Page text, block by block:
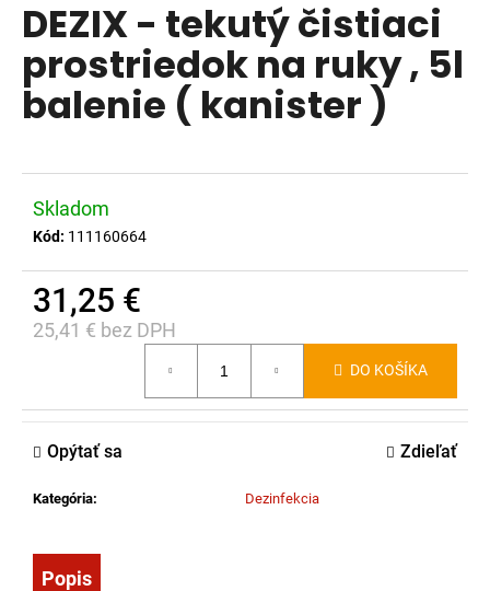
produktu
je
0,0
z
5
DEZIX - tekutý čistiaci
prostriedok na ruky , 5l
balenie ( kanister )
Skladom
Kód: 111160664
31,25 €
25,41 € bez DPH
DO KOŠÍKA
Kategória: Dezinfekcia
Opýtať sa Zdieľať
Popis
á
j
s
ť
p
o
č
m